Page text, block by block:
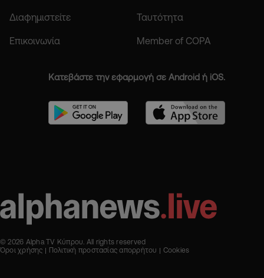
Διαφημιστείτε Ταυτότητα
Επικοινωνία Member of COPA
Κατεβάστε την εφαρμογή σε Android ή iOS.
© 2026 Alpha TV Κύπρου. All rights reserved
Όροι χρήσης
Πολιτική προστασίας απορρήτου Cookies